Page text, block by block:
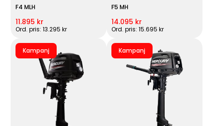
F4 MLH
11.895 kr
Ord. pris: 13.295 kr
F5 MH
14.095 kr
Ord. pris: 15.695 kr
Kampanj Kampanj